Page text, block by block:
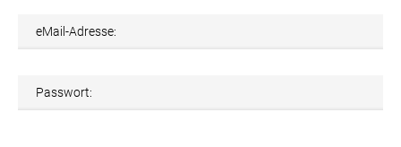
eMail-Adresse:
Passwort: